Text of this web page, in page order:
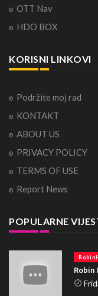
OTT Nav
HDO BOX
KORISNI LINKOVI
Podržite moj rad
KONTAKT
ABOUT US
PRIVACY POLICY
TERMS OF USE
Report News
POPULARNE
Robin